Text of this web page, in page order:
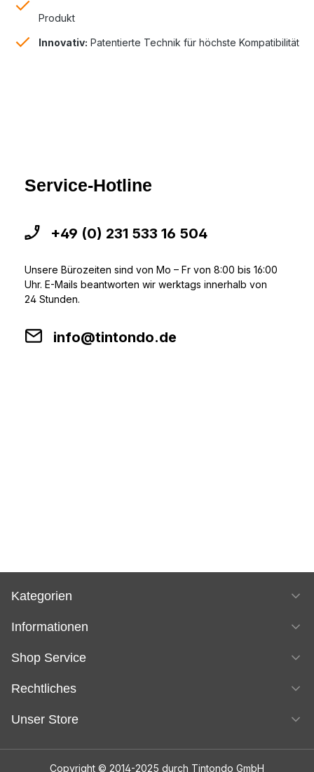
Produkt
Innovativ: Patentierte Technik für höchste Kompatibilität
Service-Hotline
+49 (0) 231 533 16 504
Unsere Bürozeiten sind von Mo – Fr von 8:00 bis 16:00
Uhr. E-Mails beantworten wir werktags innerhalb von
24 Stunden.
info@tintondo.de
Kategorien
Informationen
Shop Service
Rechtliches
Unser Store
Copyright © 2014-2025 durch Tintondo GmbH